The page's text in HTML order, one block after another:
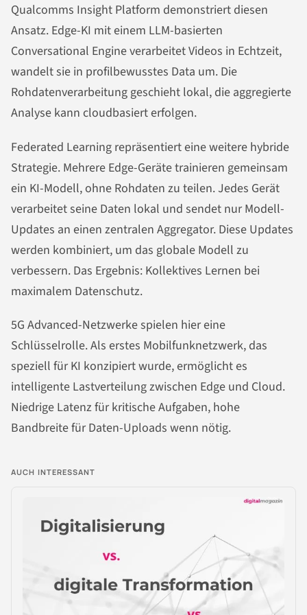
Qualcomms Insight Platform demonstriert diesen
Ansatz. Edge-KI mit einem LLM-basierten
Conversational Engine verarbeitet Videos in Echtzeit,
wandelt sie in profilbewusstes Data um. Die
Rohdatenverarbeitung geschieht lokal, die aggregierte
Analyse kann cloudbasiert erfolgen.
Federated Learning repräsentiert eine weitere hybride
Strategie. Mehrere Edge-Geräte trainieren gemeinsam
ein KI-Modell, ohne Rohdaten zu teilen. Jedes Gerät
verarbeitet seine Daten lokal und sendet nur Modell-
Updates an einen zentralen Aggregator. Diese Updates
werden kombiniert, um das globale Modell zu
verbessern. Das Ergebnis: Kollektives Lernen bei
maximalem Datenschutz.
5G Advanced-Netzwerke spielen hier eine
Schlüsselrolle. Als erstes Mobilfunknetzwerk, das
speziell für KI konzipiert wurde, ermöglicht es
intelligente Lastverteilung zwischen Edge und Cloud.
Niedrige Latenz für kritische Aufgaben, hohe
Bandbreite für Daten-Uploads wenn nötig.
AUCH INTERESSANT